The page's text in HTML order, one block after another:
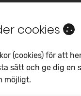
cookies
(cookies) för att
sätt och ge dig en
möjligt.